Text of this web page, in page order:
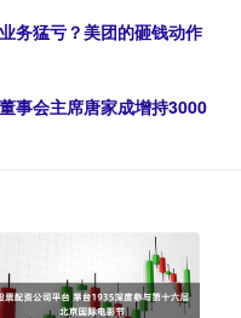
务猛亏？美团的砸钱动作
事会主席唐家成增持3000